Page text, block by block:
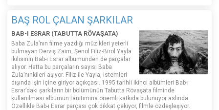
BAŞ ROL ÇALAN ŞARKILAR
BAB-I ESRAR (TABUTTA RÖVAŞATA)
Baba Zula’nın filme yazdığı müzikleri yeterli
bulmayan Derviş Zaim, Şenol Filiz-Birol Yayla
ikilisinin Bab-ı Esrar albümünden de parçalar
alıyor. Hatta bu parçaların sayısı Baba
Zula’nınkileri aşıyor. Filiz ile Yayla, istemleri
dışında işin içine giriyor açıkçası. 1995 tarihli ikinci albümleri Bab-ı
Esrar’daki şarkıların bir bölümünün Tabutta Rövaşata filminde
kullanılması albümün tanıtımına önemli katkıda bulunuyor aslında.
Özellikle Bab-ı Esrar parçası çok dikkat çekiyor, filmle özdeşleşiyor.